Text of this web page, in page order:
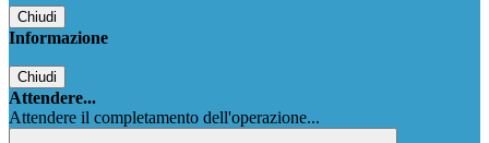
Chiudi
Informazione
Chiudi
Attendere...
Attendere il completamento dell'operazione...